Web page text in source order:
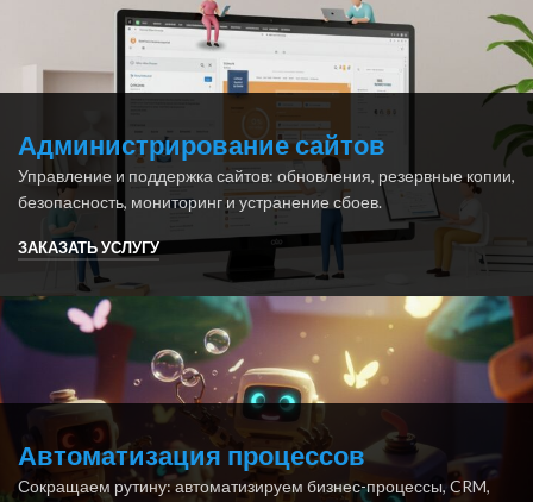
Администрирование сайтов
Управление и поддержка сайтов: обновления, резервные копии,
безопасность, мониторинг и устранение сбоев.
ЗАКАЗАТЬ УСЛУГУ
Автоматизация процессов
Сокращаем рутину: автоматизируем бизнес-процессы, CRM,